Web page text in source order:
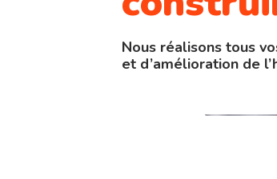
Nous réalisons tous
et d’amélioration de